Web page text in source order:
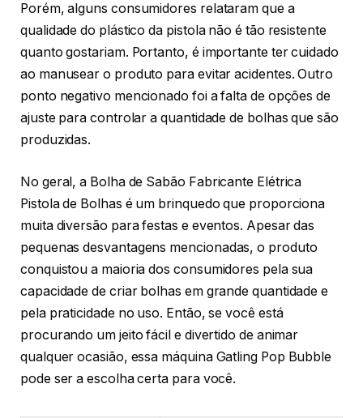
Porém, alguns consumidores relataram que a
qualidade do plástico da pistola não é tão resistente
quanto gostariam. Portanto, é importante ter cuidado
ao manusear o produto para evitar acidentes. Outro
ponto negativo mencionado foi a falta de opções de
ajuste para controlar a quantidade de bolhas que são
produzidas.
No geral, a Bolha de Sabão Fabricante Elétrica
Pistola de Bolhas é um brinquedo que proporciona
muita diversão para festas e eventos. Apesar das
pequenas desvantagens mencionadas, o produto
conquistou a maioria dos consumidores pela sua
capacidade de criar bolhas em grande quantidade e
pela praticidade no uso. Então, se você está
procurando um jeito fácil e divertido de animar
qualquer ocasião, essa máquina Gatling Pop Bubble
pode ser a escolha certa para você.